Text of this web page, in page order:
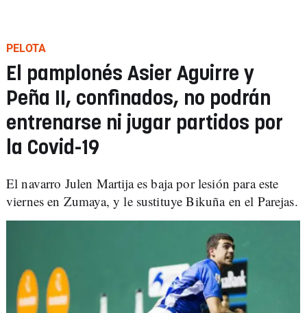
PELOTA
El pamplonés Asier Aguirre y
Peña II, confinados, no podrán
entrenarse ni jugar partidos por
la Covid-19
El navarro Julen Martija es baja por lesión para este
viernes en Zumaya, y le sustituye Bikuña en el Parejas.